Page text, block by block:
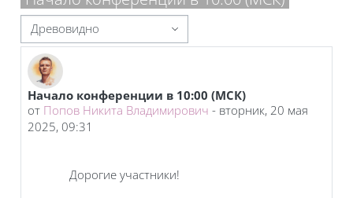
Режим отображения
Начало конференции в 10:00 (МСК)
от Попов Никита Владимирович - вторник, 20 мая
2025, 09:31
Количество ответов: 0
Дорогие участники!